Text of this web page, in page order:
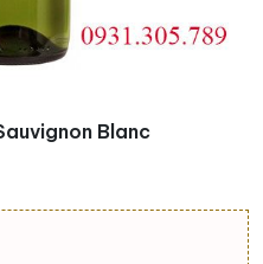
Blanc